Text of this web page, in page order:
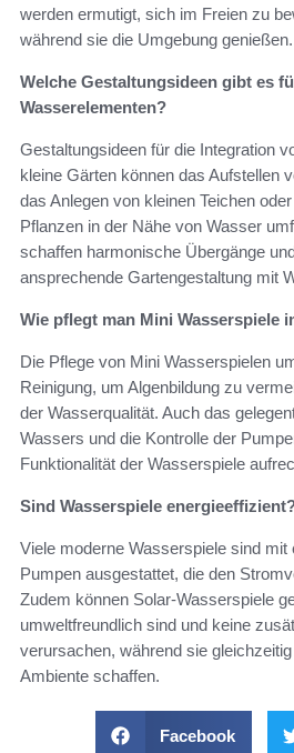
werden ermutigt, sich im Freien zu
während sie die Umgebung genießen.
Welche Gestaltungsideen gibt es
Wasserelementen?
Gestaltungsideen für die Integration
kleine Gärten können das Aufstellen
das Anlegen von kleinen Teichen
Pflanzen in der Nähe von Wasser
schaffen harmonische Übergänge
ansprechende Gartengestaltung mit
Wie pflegt man Mini Wasserspiele
Die Pflege von Mini Wasserspielen
Reinigung, um Algenbildung zu
der Wasserqualität. Auch das
Wassers und die Kontrolle der
Funktionalität der Wasserspiele
Sind Wasserspiele
Viele moderne Wasserspiele sind mit
Pumpen ausgestattet, die den
Zudem können Solar-Wasserspiele
umweltfreundlich sind und keine
verursachen, während sie
Ambiente schaffen.
Facebook